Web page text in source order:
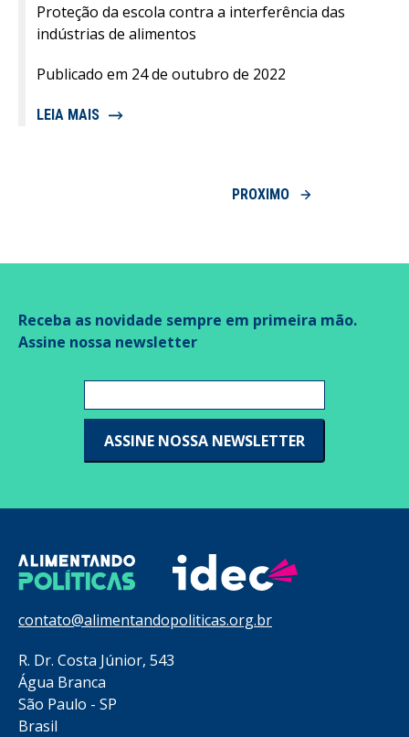
Proteção da escola contra a interferência das
indústrias de alimentos
Publicado em 24 de outubro de 2022
LEIA MAIS
PROXIMO
Receba as novidade sempre em primeira mão.
Assine nossa newsletter
contato@alimentandopoliticas.org.br
R. Dr. Costa Júnior, 543
Água Branca
São Paulo - SP
Brasil